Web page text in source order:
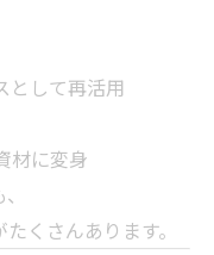
して再活用
材に変身
くさんあります。